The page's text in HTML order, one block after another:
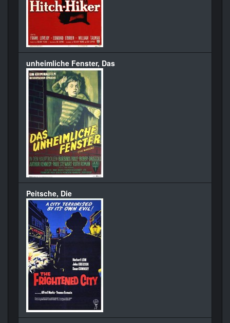
unheimliche Fenster, Das
Peitsche, Die